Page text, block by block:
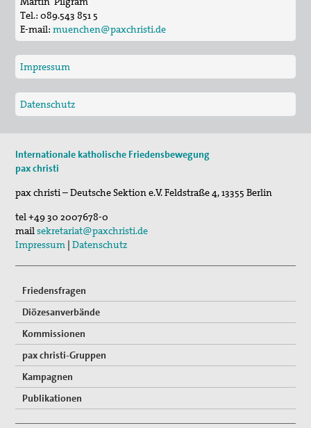
Tel.:089.543 851 5
E-mail:muenchen@paxchristi.de
Impressum
Datenschutz
Internationale katholische Friedensbewegung
pax christi
pax christi – Deutsche Sektion e.V.Feldstraße 4,13355 Berlin
tel+49 30 2007678-0
mailsekretariat@paxchristi.de
Impressum |Datenschutz
Friedensfragen
Diözesanverbände
Kommissionen
pax christi-Gruppen
Kampagnen
Publikationen